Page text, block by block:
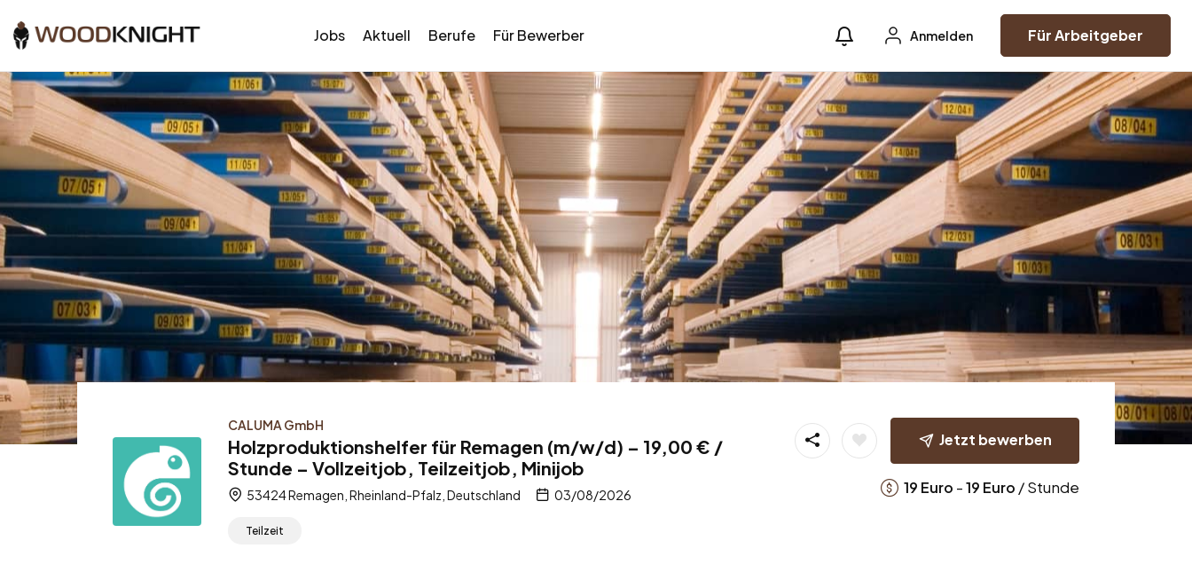
Jobs Aktuell Berufe Für Bewerber Anmelden Für Arbeitgeber
CALUMA GmbH
Holzproduktionshelfer für Remagen (m/w/d) – 19,00 € /
Stunde – Vollzeitjob, Teilzeitjob, Minijob
53424 Remagen, Rheinland-Pfalz, Deutschland 03/08/2026
Teilzeit
Jetzt bewerben
19 Euro -19 Euro / Stunde